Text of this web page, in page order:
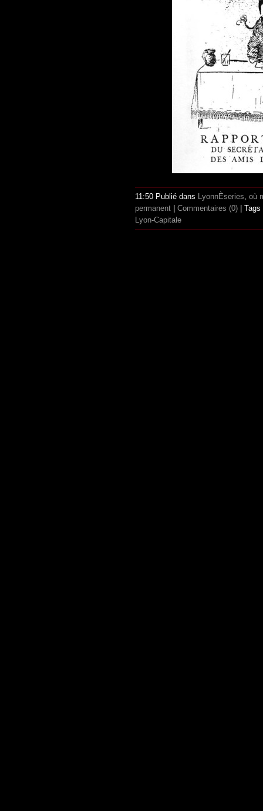
11:50 Publié dans LyonnÈseries où
permanent | Commentaires (0) |
Lyon-Capitale